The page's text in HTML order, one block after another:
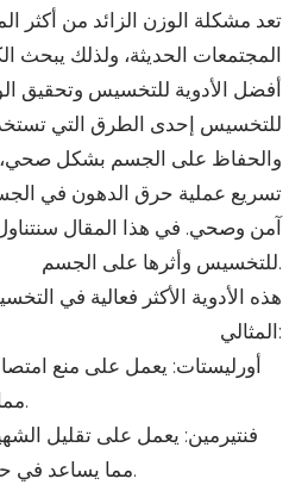
تعد مشكلة الوزن الزائد من أكثر
المجتمعات الحديثة، ولذلك يبحث
أفضل الأدوية للتخسيس وتحقيق
للتخسيس إحدى الطرق التي
والحفاظ على الجسم بشكل صحي،
تسريع عملية حرق الدهون في
آمن وصحي. في هذا المقال
للتخسيس وأثرها على الجسم.
هذه الأدوية الأكثر فعالية في
المثالي:
مما يساعد في فقدان الوزن.
مما يساعد في حرق الدهون بشكل أفضل.